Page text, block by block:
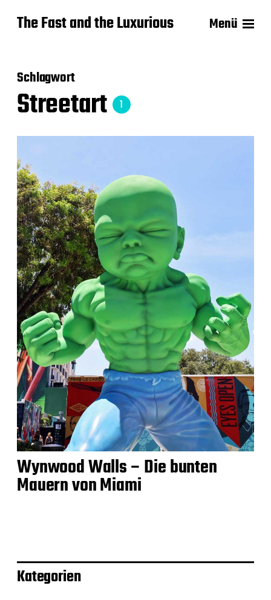
The Fast and the Luxurious Menü
Schlagwort
Streetart 1
Wynwood Walls – Die bunten
Mauern von Miami
Kategorien